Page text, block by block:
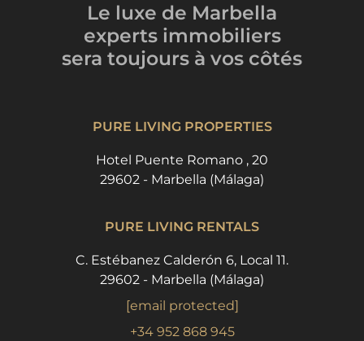
Le luxe de Marbella
experts immobiliers
sera toujours à vos côtés
PURE LIVING PROPERTIES
Hotel Puente Romano , 20
29602 - Marbella (Málaga)
PURE LIVING RENTALS
C. Estébanez Calderón 6, Local 11.
29602 - Marbella (Málaga)
[email protected]
+34 952 868 945